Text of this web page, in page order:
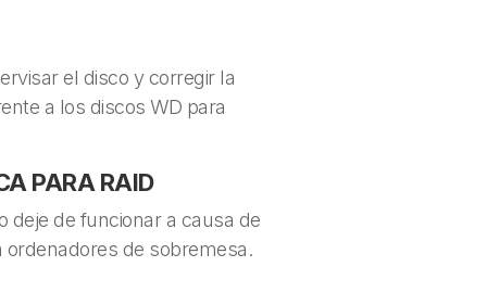
el disco y corregir la
a los discos WD para
PARA RAID
deje de funcionar a causa de
de sobremesa.